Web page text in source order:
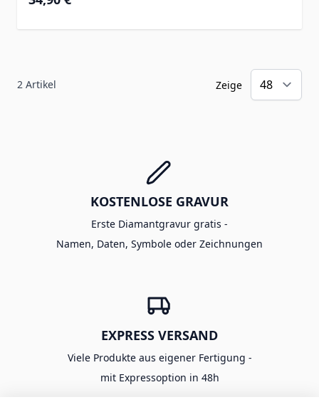
2 Artikel Zeige
KOSTENLOSE GRAVUR
Erste Diamantgravur gratis -
Namen, Daten, Symbole oder Zeichnungen
EXPRESS VERSAND
Viele Produkte aus eigener Fertigung -
mit Expressoption in 48h